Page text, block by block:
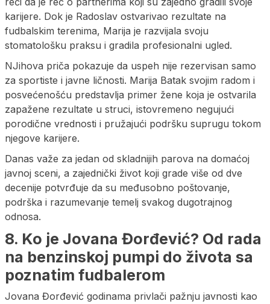
karijere. Dok je Radoslav ostvarivao rezultate na
fudbalskim terenima, Marija je razvijala svoju
stomatološku praksu i gradila profesionalni ugled.
NJihova priča pokazuje da uspeh nije rezervisan samo
za sportiste i javne ličnosti. Marija Batak svojim radom i
posvećenošću predstavlja primer žene koja je ostvarila
zapažene rezultate u struci, istovremeno negujući
porodične vrednosti i pružajući podršku suprugu tokom
njegove karijere.
Danas važe za jedan od skladnijih parova na domaćoj
javnoj sceni, a zajednički život koji grade više od dve
decenije potvrđuje da su međusobno poštovanje,
podrška i razumevanje temelj svakog dugotrajnog
odnosa.
8. Ko je Jovana Đorđević? Od rada
na benzinskoj pumpi do života sa
poznatim fudbalerom
Jovana Đorđević godinama privlači pažnju javnosti kao